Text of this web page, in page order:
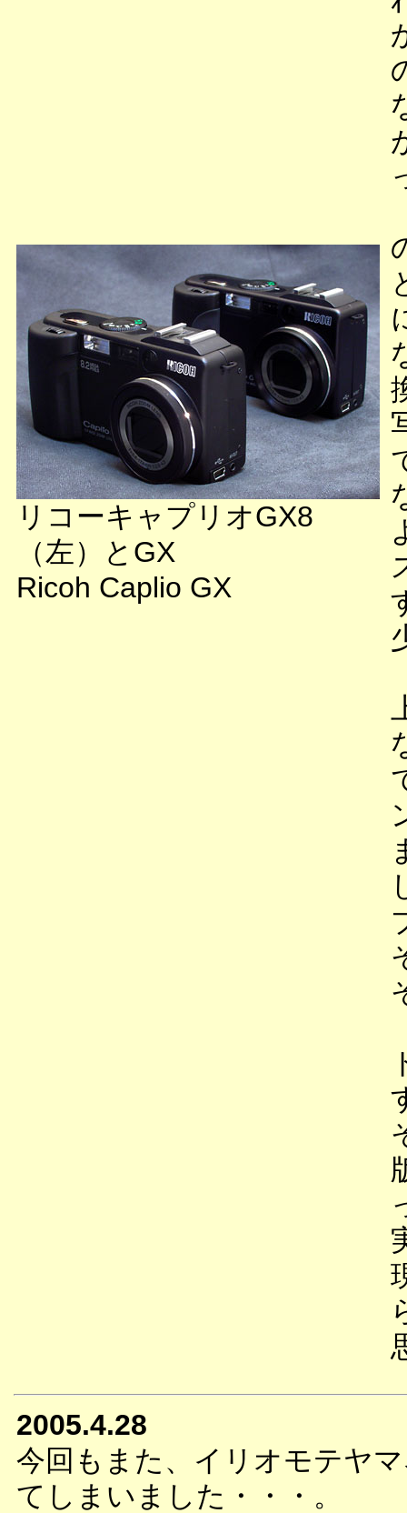
リコーキャプリオGX8
（左）とGX
Ricoh Caplio GX
2005.4.28
今回もまた、イリオモテヤ
てしまいました・・・。